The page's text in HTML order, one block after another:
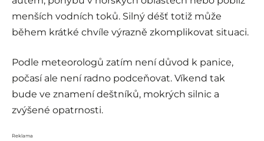
menších vodních toků. Silný déšť totiž může
během krátké chvíle výrazně zkomplikovat situaci.
Podle meteorologů zatím není důvod k panice,
počasí ale není radno podceňovat. Víkend tak
bude ve znamení deštníků, mokrých silnic a
zvýšené opatrnosti.
Reklama